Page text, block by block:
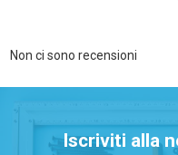
Non ci sono recensioni
Iscriviti alla